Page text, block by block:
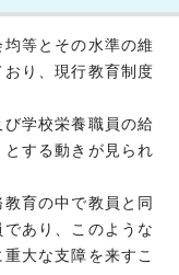
等とその水準の維
り、現行教育制度
学校栄養職員の給
する動きが見られ
育の中で教員と同
あり、このような
大な支障を来すこ